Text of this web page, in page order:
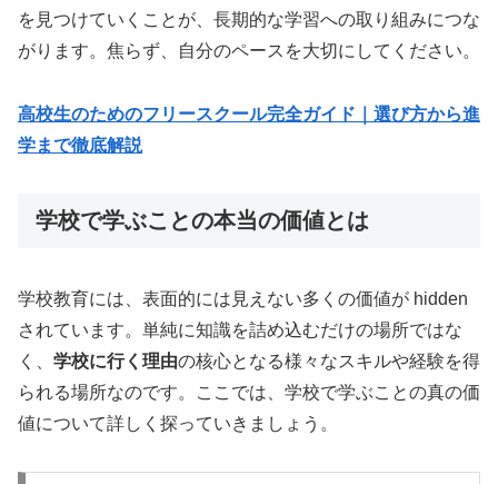
を見つけていくことが、長期的な学習への取り組みにつな
がります。焦らず、自分のペースを大切にしてください。
高校生のためのフリースクール完全ガイド｜選び方から進
学まで徹底解説
学校で学ぶことの本当の価値とは
学校教育には、表面的には見えない多くの価値が hidden
されています。単純に知識を詰め込むだけの場所ではな
く、 学校に行く理由の核心となる様々なスキルや経験を得
られる場所なのです。ここでは、学校で学ぶことの真の価
値について詳しく探っていきましょう。